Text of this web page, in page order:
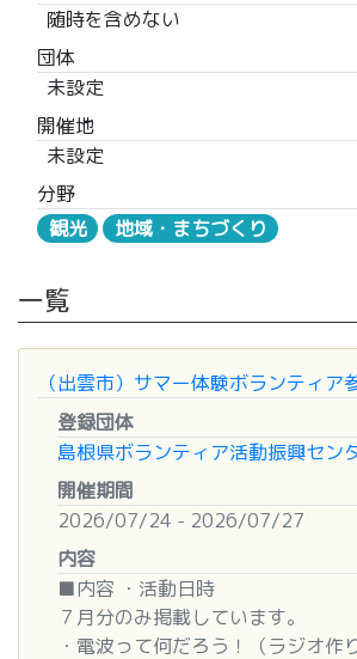
随時を含めない
団体
未設定
開催地
未設定
分野
観光
地域・まちづくり
一覧
（出雲市）サマー体験ボランティア
登録団体
島根県ボランティア活動振興セン
開催期間
2026/07/24 - 2026/07/27
内容
■内容 ・活動日時
７月分のみ掲載しています。
・電波って何だろう！（ラジオ作